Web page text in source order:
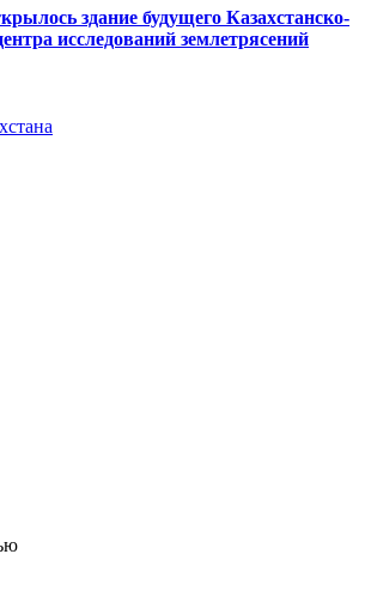
здание будущего Казахстанско-
исследований землетрясений